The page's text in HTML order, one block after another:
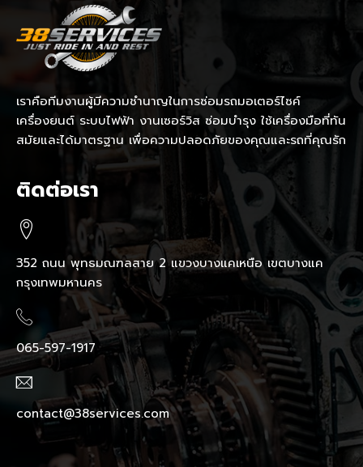
เราคือทีมงานผู้มีความชำนาญในการซ่อมรถมอเตอร์ไซค์
เครื่องยนต์ ระบบไฟฟ้า งานเซอร์วิส ซ่อมบำรุง ใช้เครื่องมือที่ทัน
สมัยและได้มาตรฐาน เพื่อความปลอดภัยของคุณและรถที่คุณรัก
ติดต่อเรา
352 ถนน พุทธมณฑลสาย 2 แขวงบางแคเหนือ เขตบางแค
กรุงเทพมหานคร
065-597-1917
contact@38services.com